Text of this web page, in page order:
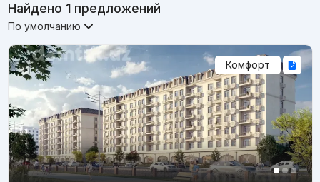
Найдено 1предложений
По умолчанию
Комфорт